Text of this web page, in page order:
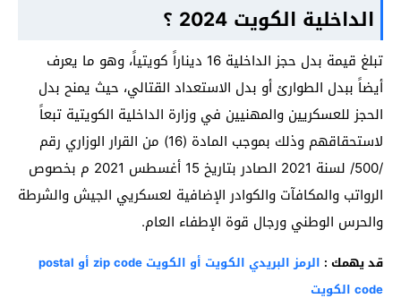
الداخلية الكويت
تبلغ قيمة بدل حجز الداخلية 16 ديناراً كويتياً، وهو ما يعرف
أيضاً ببدل الطوارئ أو بدل الاستعداد القتالي، حيث يمنح بدل
الحجز للعسكريين والمهنيين في وزارة الداخلية الكويتية تبعاً
لاستحقاقهم وذلك بموجب المادة (16) من القرار الوزاري رقم
/500/ لسنة 2021 الصادر بتاريخ 15 أغسطس 2021 م بخصوص
الرواتب والمكافآت والكوادر الإضافية لعسكريي الجيش والشرطة
والحرس الوطني ورجال قوة الإطفاء العام.
قد يهمك :
الرمز البريدي الكويت أو الكويت zip code أو postal
code الكويت